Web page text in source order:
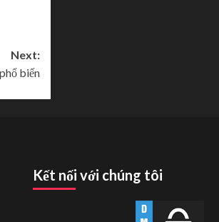
Next:
biến
Kết nối với chúng tôi